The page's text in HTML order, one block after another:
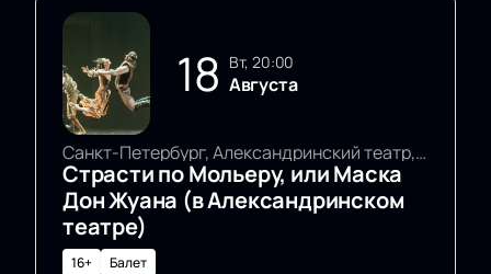
18 вт, 20:00
Августа
Санкт-Петербург, Александринский театр, Основная сцена
Страсти по Мольеру, или Маска
Дон Жуана (в Александринском
театре)
16+ Балет